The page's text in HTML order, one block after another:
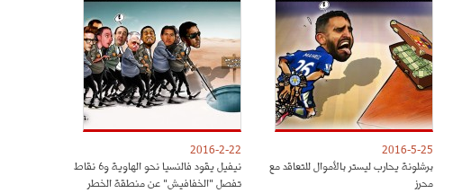
2016-5-25
برشلونة يحارب ليستر بالأموال للتعاقد مع
محرز
2016-2-22
نيفيل يقود فالنسيا نحو الهاوية و6 نقاط
تفصل "الخفافيش" عن منطقة الخطر